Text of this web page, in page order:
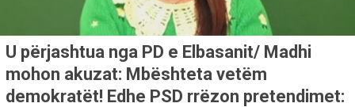
U përjashtua nga PD e Elbasanit/ Madhi
mohon akuzat: Mbështeta vetëm
demokratët! Edhe PSD rrëzon pretendimet: